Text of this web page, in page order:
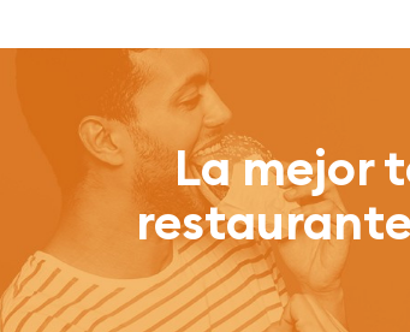
La mejor